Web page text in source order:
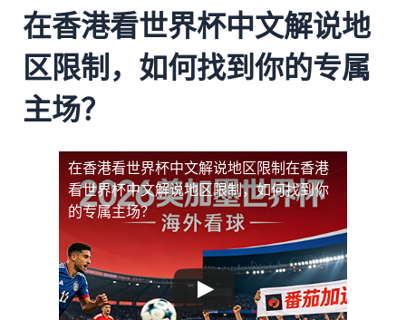
在香港看世界杯中文解说地
区限制，如何找到你的专属
主场？
在香港看世界杯中文解说地区限制 在香港
看世界杯中文解说地区限制，如何找到你
的专属主场？